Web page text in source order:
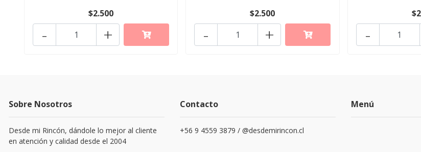
$2.500
+
-
$2.500
+
- -
Sobre Nosotros
Desde mi Rincón, dándole lo mejor al cliente
en atención y calidad desde el 2004
Contacto
+56 9 4559 3879 / @desdemirincon.cl
Menú